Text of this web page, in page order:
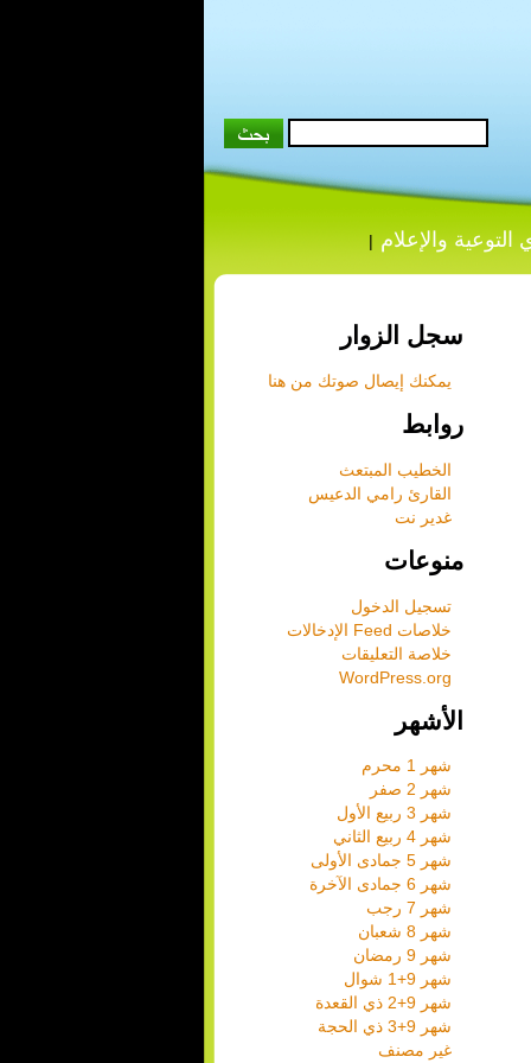
التوعية والإعلام |
سجل الزوار
يمكنك إيصال صوتك من هنا
روابط
الخطيب المبتعث
القارئ رامي الدعيس
غدير نت
منوعات
تسجيل الدخول
خلاصات Feed الإدخالات
خلاصة التعليقات
WordPress.org
الأشهر
شهر 1 محرم
شهر 2 صفر
شهر 3 ربيع الأول
شهر 4 ربيع الثاني
شهر 5 جمادى الأولى
شهر 6 جمادى الآخرة
شهر 7 رجب
شهر 8 شعبان
شهر 9 رمضان
شهر 9+1 شوال
شهر 9+2 ذي القعدة
شهر 9+3 ذي الحجة
غير مصنف